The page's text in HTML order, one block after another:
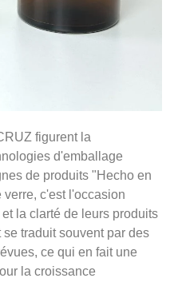
figurent la
d'emballage
de produits "Hecho en
c'est l'occasion
la clarté de leurs produits
traduit souvent par des
ce qui en fait une
la croissance